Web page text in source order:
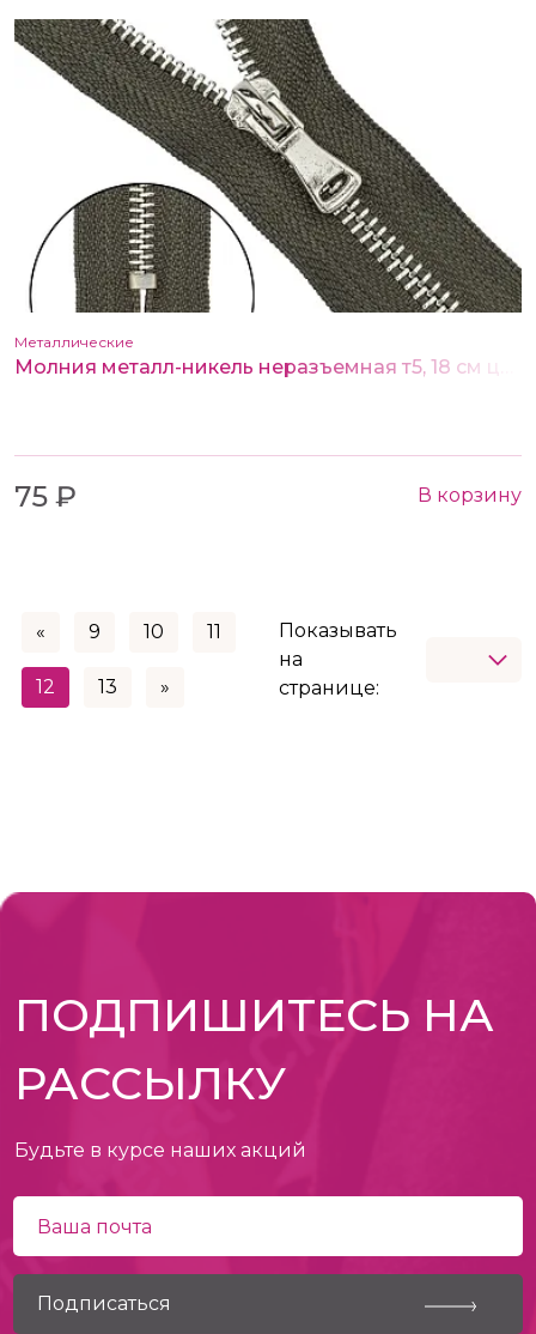
Металлические
75 ₽ В корзину
« 9 10 11
12 13 »
Показывать
на
странице:
ПОДПИШИТЕСЬ НА
РАССЫЛКУ
Будьте в курсе наших акций